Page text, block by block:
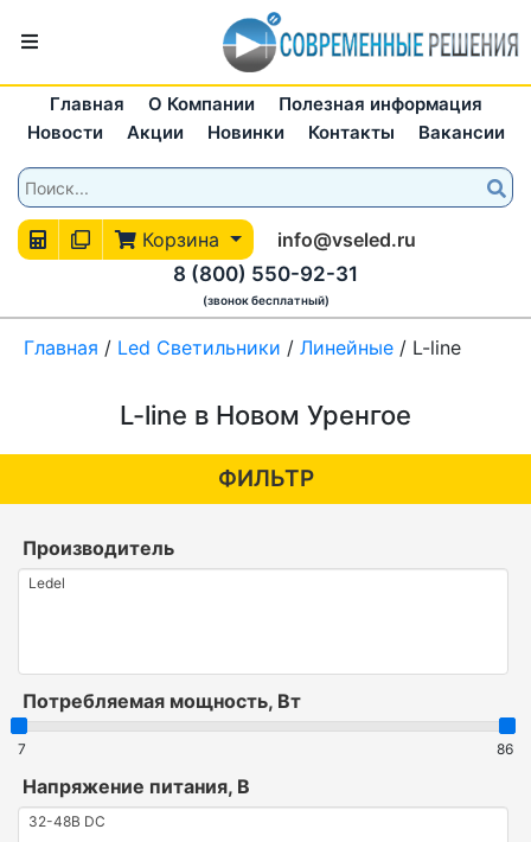
Главная О Компании
Полезная информация
Новости
Акции Новинки Контакты Вакансии
Корзина
info@vseled.ru
8 (800) 550-92-31
(звонок бесплатный)
Главная / Led Светильники / Линейные / L-line
L-line в Новом Уренгое
ФИЛЬТР
Производитель
Потребляемая мощность, Вт
7 86
Напряжение питания, В